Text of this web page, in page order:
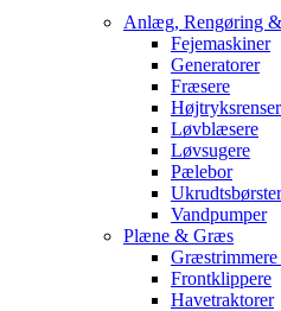
Anlæg, Rengøring
Fejemaskiner
Generatorer
Fræsere
Højtryksrenser
Løvblæsere
Løvsugere
Pælebor
Ukrudtsbørster
Vandpumper
Plæne & Græs
Græstrimmere
Frontklippere
Havetraktorer